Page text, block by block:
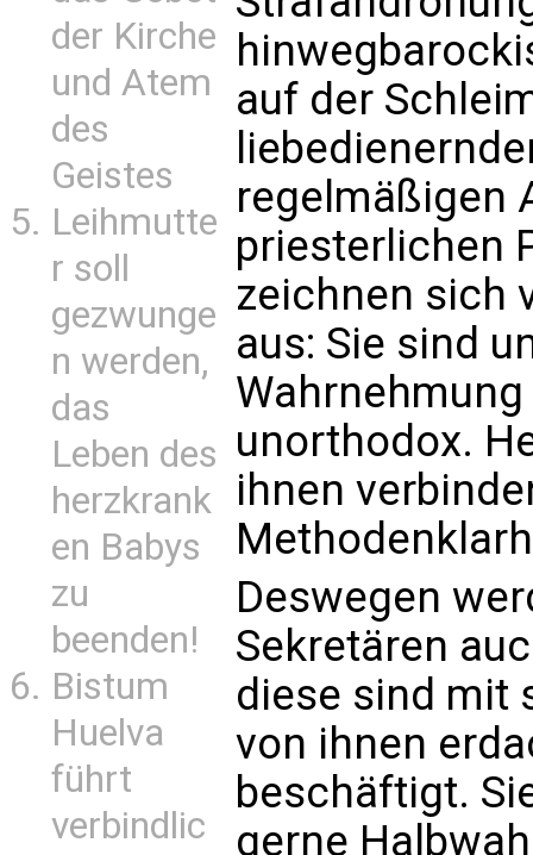
der Kirche
und Atem
des
Geistes
Leihmutte
r soll
gezwunge
n werden,
das
Leben des
herzkrank
en Babys
zu
beenden!
Bistum
Huelva
führt
verbindlic
auf der
regelmäßigen
priesterlichen
zeichnen sich
aus: Sie sind
unorthodox.
ihnen
Deswegen
Sekretären
diese sind mit
von ihnen
beschäftigt.
gerne